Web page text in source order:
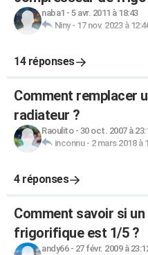
naba1 - 5 avr. 2011 à 18:43
Niny- 17 nov. 2023 à
14 réponses
Comment remplacer
radiateur ?
Raoulito- 30 oct. 2007 à
inconnu- 2 mars 2018 à
4 réponses
Comment savoir si
frigorifique est 1/5 ?
andy66- 27 févr. 2009 à